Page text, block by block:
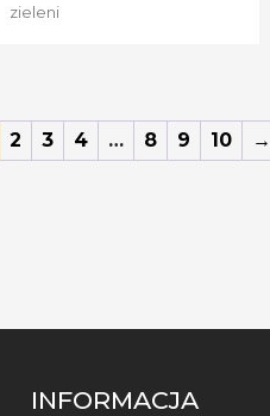
zieleni
2 3 4 … 8 9 10 →
INFORMACJA